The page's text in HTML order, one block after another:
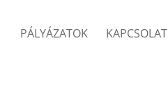
PÁLYÁZATOK KAPCSOLAT